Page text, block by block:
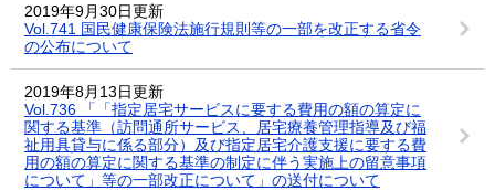
2019年9月30日更新
Vol.741 国民健康保険法施行規則等の一部を改正する省令
の公布について
2019年8月13日更新
Vol.736 「「指定居宅サービスに要する費用の額の算定に
関する基準（訪問通所サービス、居宅療養管理指導及び福
祉用具貸与に係る部分）及び指定居宅介護支援に要する費
用の額の算定に関する基準の制定に伴う実施上の留意事項
について」等の一部改正について」の送付について